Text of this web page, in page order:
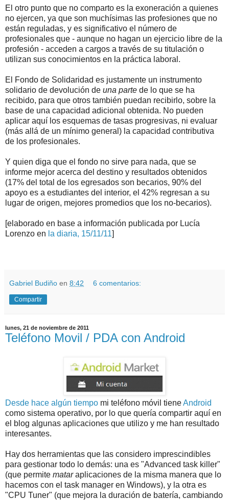
El otro punto que no comparto es la exoneración a quienes
no ejercen, ya que son muchísimas las profesiones que no
están reguladas, y es significativo el número de
profesionales que - aunque no hagan un ejercicio libre de la
profesión - acceden a cargos a través de su titulación o
utilizan sus conocimientos en la práctica laboral.
El Fondo de Solidaridad es justamente un instrumento
solidario de devolución de una parte de lo que se ha
recibido, para que otros también puedan recibirlo, sobre la
base de una capacidad adicional obtenida. No pueden
aplicar aquí los esquemas de tasas progresivas, ni evaluar
(más allá de un mínimo general) la capacidad contributiva
de los profesionales.
Y quien diga que el fondo no sirve para nada, que se
informe mejor acerca del destino y resultados obtenidos
(17% del total de los egresados son becarios, 90% del
apoyo es a estudiantes del interior, el 42% regresan a su
lugar de origen, mejores promedios que los no-becarios).
[elaborado en base a información publicada por Lucía
Lorenzo en la diaria, 15/11/11]
Gabriel Budiño en 8:42 6 comentarios:
Compartir
lunes, 21 de noviembre de 2011
Teléfono Movil / PDA con Android
Desde hace algún tiempo mi teléfono móvil tieneAndroid
como sistema operativo, por lo que quería compartir aquí en
el blog algunas aplicaciones que utilizo y me han resultado
interesantes.
Hay dos herramientas que las considero imprescindibles
para gestionar todo lo demás: una es "Advanced task killer"
(que permite mataraplicaciones de la misma manera que lo
hacemos con el task manager en Windows), y la otra es
"CPU Tuner" (que mejora la duración de batería, cambiando